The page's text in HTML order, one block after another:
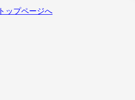
トップページへ